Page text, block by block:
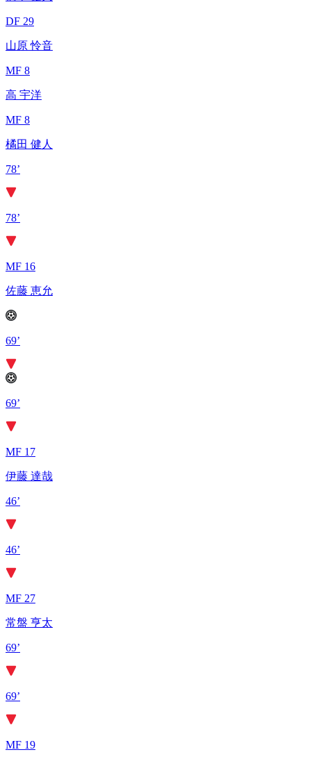
DF 29
山原 怜音
MF 8
高 宇洋
MF 8
橘田 健人
78’
78’
MF 16
佐藤 恵允
69’
69’
MF 17
伊藤 達哉
46’
46’
MF 27
常盤 亨太
69’
69’
MF 19